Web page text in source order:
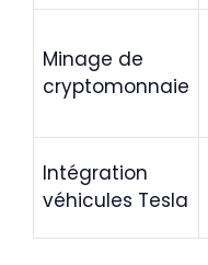
Minage de
cryptomonnaie
Intégration
véhicules Tesla